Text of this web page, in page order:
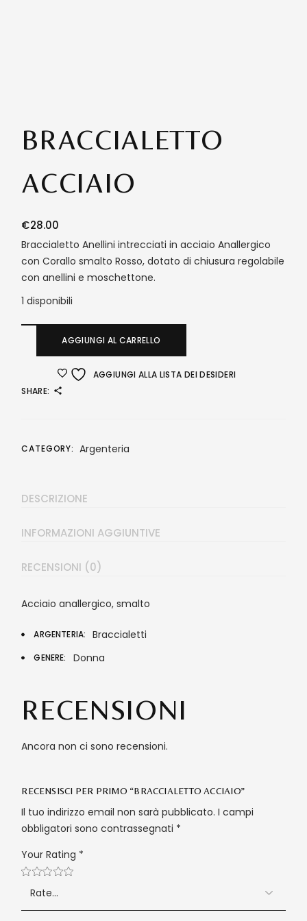
BRACCIALETTO
ACCIAIO
€28.00
Braccialetto Anellini intrecciati in acciaio Anallergico
con Corallo smalto Rosso, dotato di chiusura regolabile
con anellini e moschettone.
1 disponibili
AGGIUNGI AL CARRELLO
AGGIUNGI ALLA LISTA DEI DESIDERI
SHARE:
CATEGORY: Argenteria
DESCRIZIONE
INFORMAZIONI AGGIUNTIVE
RECENSIONI (0)
Acciaio anallergico, smalto
ARGENTERIA Braccialetti
GENERE Donna
RECENSIONI
Ancora non ci sono recensioni.
RECENSISCI PER PRIMO “BRACCIALETTO ACCIAIO”
Il tuo indirizzo email non sarà pubblicato. I campi
obbligatori sono contrassegnati *
Your Rating *